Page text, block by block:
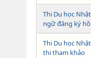
Thi Du học
ngữ đăng ký
Thi Du học
thi tham khảo